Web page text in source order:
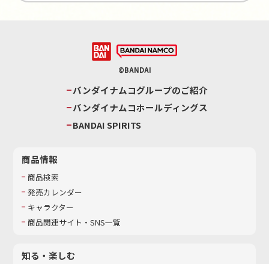
©BANDAI
バンダイナムコグループのご紹介
バンダイナムコホールディングス
BANDAI SPIRITS
商品情報
商品検索
発売カレンダー
キャラクター
商品関連サイト・SNS一覧
知る・楽しむ